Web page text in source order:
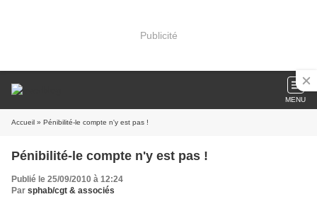
Publicité
MENU
Accueil » Pénibilité-le compte n'y est pas !
Pénibilité-le compte n'y est pas !
Publié le 25/09/2010 à 12:24
Par sphab/cgt & associés